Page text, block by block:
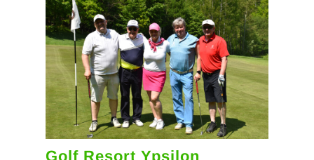
Golf Resort Ypsilon